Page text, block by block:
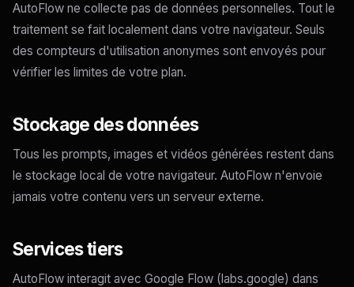
AutoFlow ne collecte pas de données personnelles. Tout le
traitement se fait localement dans votre navigateur. Seuls
des compteurs d'utilisation anonymes sont envoyés pour
vérifier les limites de votre plan.
Stockage des données
Tous les prompts, images et vidéos générées restent dans
le stockage local de votre navigateur. AutoFlow n'envoie
jamais votre contenu vers un serveur externe.
Services tiers
AutoFlow interagit avec Google Flow (labs.google) dans